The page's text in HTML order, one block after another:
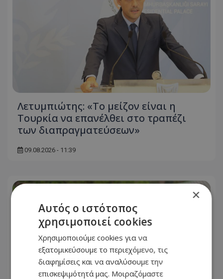
Λετυμπιώτης: «Το μείζον είναι η
Τουρκία να επανέλθει στο τραπέζι
των διαπραγματεύσεων»
09.08.2026 - 11:39
×
Αυτός ο ιστότοπος
χρησιμοποιεί cookies
Χρησιμοποιούμε cookies για να
εξατομικεύσουμε το περιεχόμενο, τις
διαφημίσεις και να αναλύσουμε την
επισκεψιμότητά μας. Μοιραζόμαστε